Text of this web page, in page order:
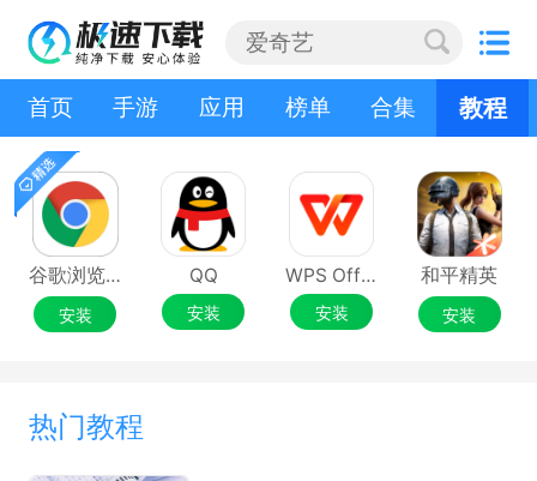
首页 手游 应用 榜单 合集 教程
app教程 手游教程
谷歌浏览器Google Chrome
安装
QQ
安装
WPS Office
安装
和平精英
安装
热门教程